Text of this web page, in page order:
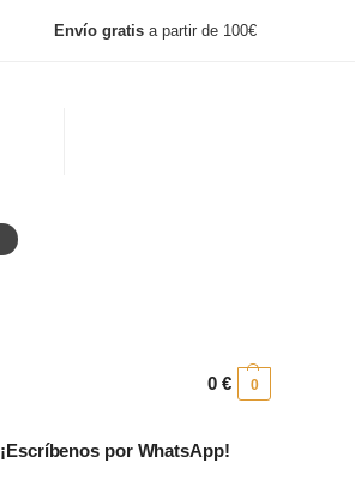
Envío gratis a partir de 100€
0€ 0
¡Escríbenos por WhatsApp!